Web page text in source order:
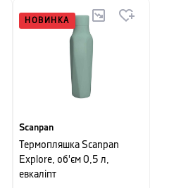
НОВИНКА
Scanpan
Термопляшка Scanpan
Explore, об'єм 0,5 л,
евкаліпт